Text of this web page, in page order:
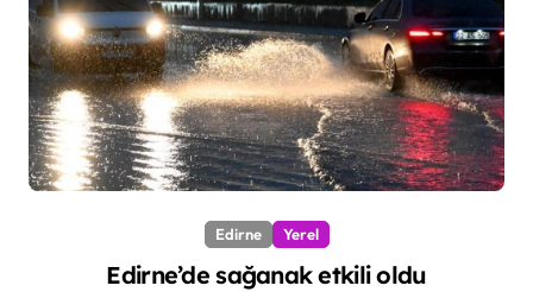
Edirne Yerel
Edirne’de sağanak etkili oldu